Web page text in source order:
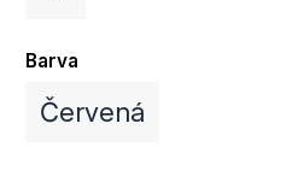
Barva
Červená